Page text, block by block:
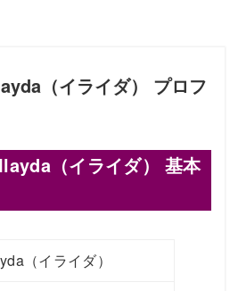
（イライダ） プロフ
（イライダ） 基本
（イライダ）